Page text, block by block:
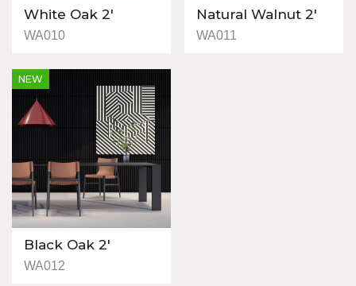
White Oak 2′
WA010
Natural Walnut 2′
WA011
NEW
Black Oak 2′
WA012